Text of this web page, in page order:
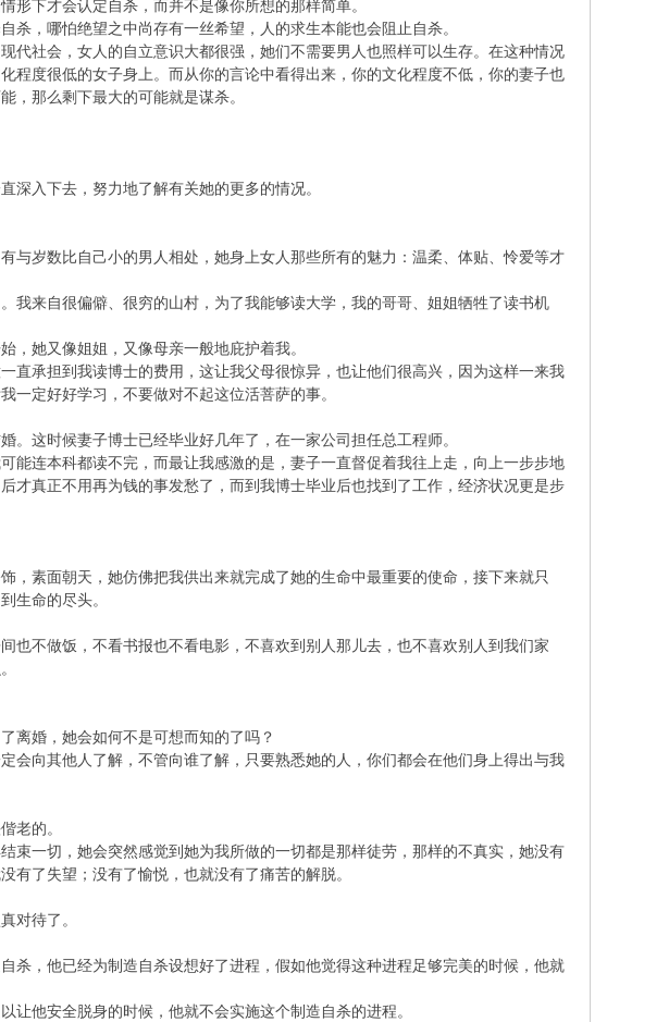
形下才会认定自杀，而并不是像你所想的那样简单。
，哪怕绝望之中尚存有一丝希望，人的求生本能也会阻止自杀。
社会，女人的自立意识大都很强，她们不需要男人也照样可以生存。在这种情况
程度很低的女子身上。而从你的言论中看得出来，你的文化程度不低，你的妻子也
，那么剩下最大的可能就是谋杀。
入下去，努力地了解有关她的更多的情况。
岁数比自己小的男人相处，她身上女人那些所有的魅力：温柔、体贴、怜爱等才
来自很偏僻、很穷的山村，为了我能够读大学，我的哥哥、姐姐牺牲了读书机
她又像姐姐，又像母亲一般地庇护着我。
承担到我读博士的费用，这让我父母很惊异，也让他们很高兴，因为这样一来我
一定好好学习，不要做对不起这位活菩萨的事。
这时候妻子博士已经毕业好几年了，在一家公司担任总工程师。
连本科都读不完，而最让我感激的是，妻子一直督促着我往上走，向上一步步地
才真正不用再为钱的事发愁了，而到我博士毕业后也找到了工作，经济状况更是步
素面朝天，她仿佛把我供出来就完成了她的生命中最重要的使命，接下来就只
生命的尽头。
不做饭，不看书报也不看电影，不喜欢到别人那儿去，也不喜欢别人到我们家
婚，她会如何不是可想而知的了吗？
向其他人了解，不管向谁了解，只要熟悉她的人，你们都会在他们身上得出与我
老的。
一切，她会突然感觉到她为我所做的一切都是那样徒劳，那样的不真实，她没有
有了失望；没有了愉悦，也就没有了痛苦的解脱。
对待了。
，他已经为制造自杀设想好了进程，假如他觉得这种进程足够完美的时候，他就
他安全脱身的时候，他就不会实施这个制造自杀的进程。